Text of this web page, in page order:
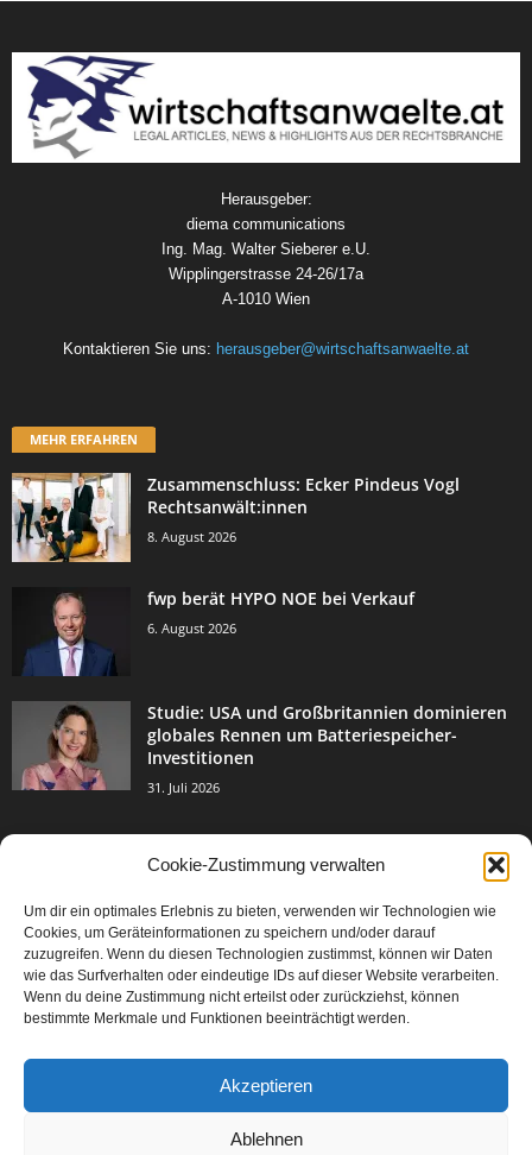
Cookie-Zustimmung verwalten
Um dir ein optimales Erlebnis zu bieten, verwenden wir Technologien wie
Cookies, um Geräteinformationen zu speichern und/oder darauf
zuzugreifen. Wenn du diesen Technologien zustimmst, können wir Daten
wie das Surfverhalten oder eindeutige IDs auf dieser Website verarbeiten.
Wenn du deine Zustimmung nicht erteilst oder zurückziehst, können
bestimmte Merkmale und Funktionen beeinträchtigt werden.
Akzeptieren
Ablehnen
Herausgeber:
diema communications
Ing. Mag. Walter Sieberer e.U.
Wipplingerstrasse 24-26/17a
A-1010 Wien
Kontaktieren Sie uns: herausgeber@wirtschaftsanwaelte.at
MEHR ERFAHREN
Zusammenschluss: Ecker Pindeus Vogl
Rechtsanwält:innen
8. August 2026
fwp berät HYPO NOE bei Verkauf
6. August 2026
Studie: USA und Großbritannien dominieren
globales Rennen um Batteriespeicher-
Investitionen
31. Juli 2026
Events & Success 3004
Breaking News 2067
Aktuelles
Featured Article
Karriere 567